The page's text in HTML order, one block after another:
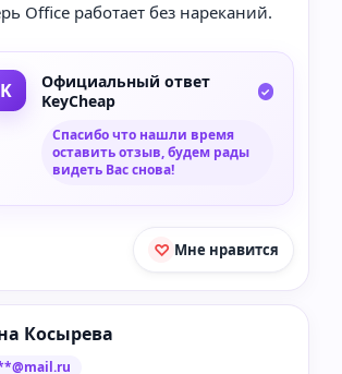
Office работает без нареканий.
Официальный ответ
KeyCheap
Спасибо что нашли время
оставить отзыв, будем рады
видеть Вас снова!
Мне нравится
Косырева